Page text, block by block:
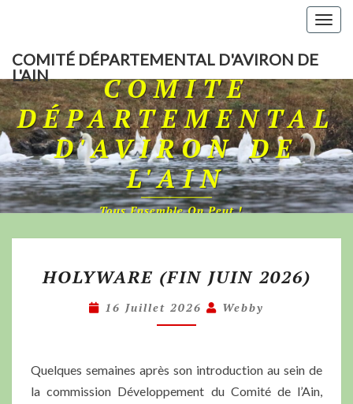
COMITÉ DÉPARTEMENTAL D'AVIRON DE
L'AIN
COMITÉ
DÉPARTEMENTAL
D'AVIRON DE
L'AIN
Tous Ensemble On Peut !…
HOLYWARE (FIN JUIN 2026)
16 Juillet 2026 Webby
Quelques semaines après son introduction au sein de
la commission Développement du Comité de l’Ain,